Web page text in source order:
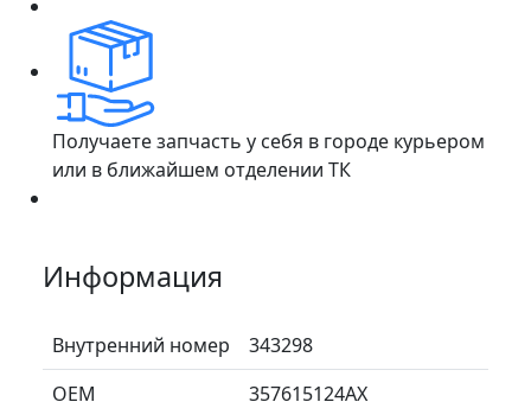
Получаете запчасть у себя в городе курьером
или в ближайшем отделении ТК
Информация
Внутренний номер
343298
ОЕМ
357615124AX